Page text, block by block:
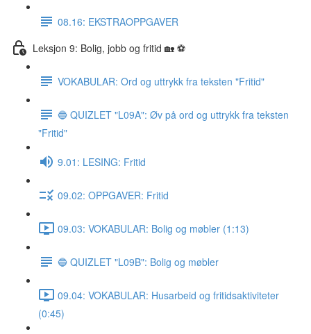
08.16: EKSTRAOPPGAVER
Leksjon 9: Bolig, jobb og fritid 🏡 ⚽️
VOKABULAR: Ord og uttrykk fra teksten "Fritid"
🔵 QUIZLET "L09A": Øv på ord og uttrykk fra teksten
"Fritid"
9.01: LESING: Fritid
09.02: OPPGAVER: Fritid
09.03: VOKABULAR: Bolig og møbler (1:13)
🔵 QUIZLET "L09B": Bolig og møbler
09.04: VOKABULAR: Husarbeid og fritidsaktiviteter
(0:45)